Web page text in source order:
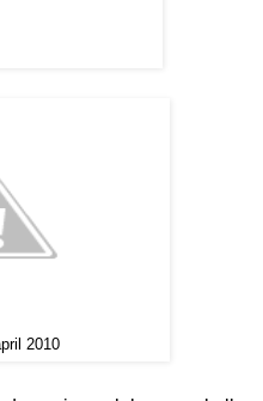
2010